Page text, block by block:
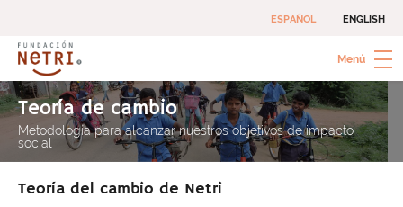
content
ESPAÑOL ENGLISH
Fundación Netri
Inversiones para combatir la pobreza extrema
Menú
Teoría de cambio
Metodología para alcanzar nuestros objetivos de impacto
social
Teoría del cambio de Netri